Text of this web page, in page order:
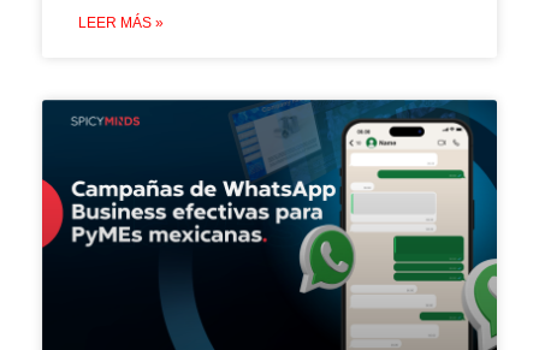
LEER MÁS »